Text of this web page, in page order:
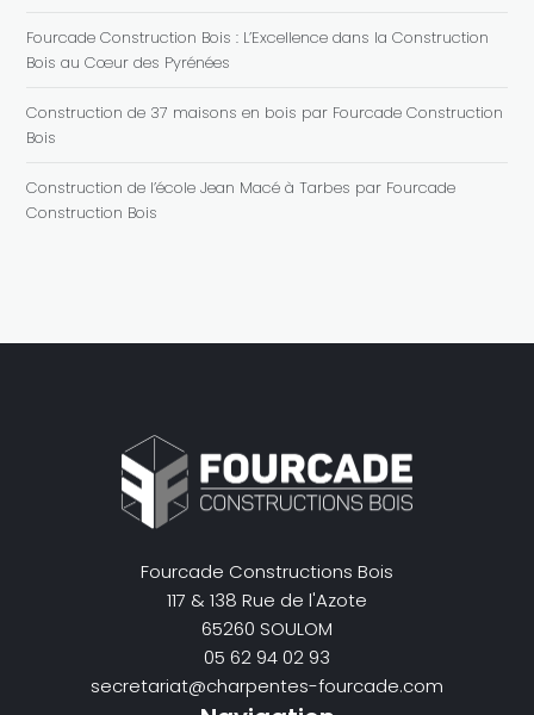
Fourcade Construction Bois : L’Excellence dans la Construction
Bois au Cœur des Pyrénées
Construction de 37 maisons en bois par Fourcade Construction
Bois
Construction de l’école Jean Macé à Tarbes par Fourcade
Construction Bois
Fourcade Constructions Bois
117 & 138 Rue de l'Azote
65260 SOULOM
05 62 94 02 93
secretariat@charpentes-fourcade.com